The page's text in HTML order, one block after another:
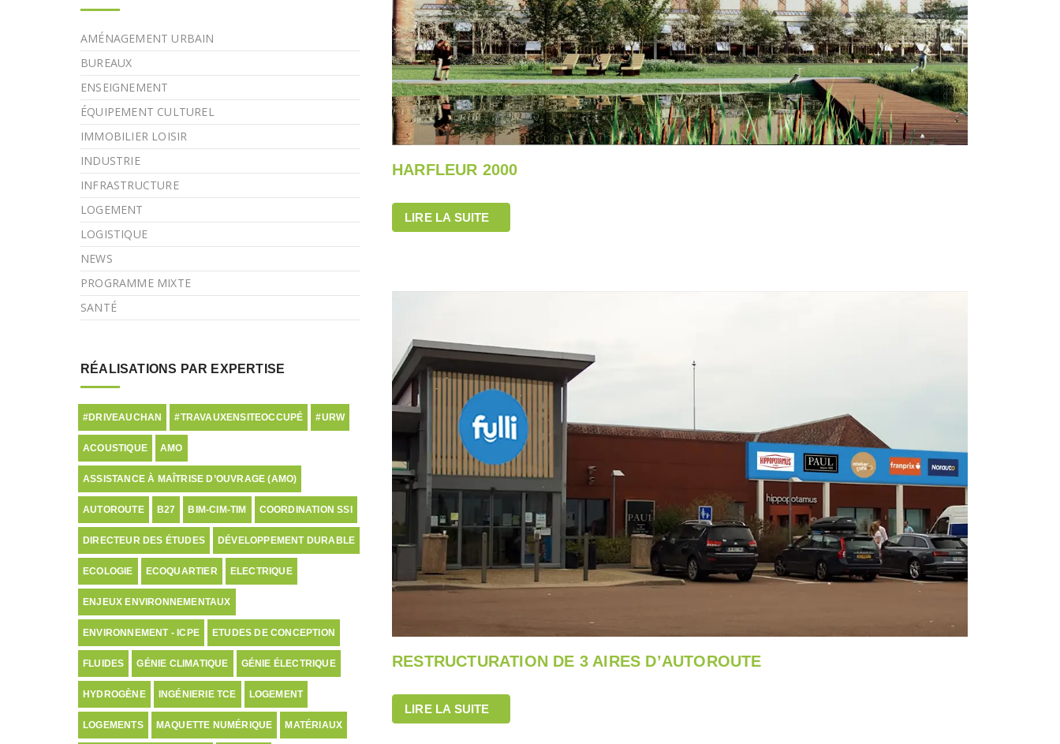
HARFLEUR 2000
LIRE LA SUITE
RESTRUCTURATION DE 3 AIRES D’AUTOROUTE
LIRE LA SUITE
AMÉNAGEMENT URBAIN
BUREAUX
ENSEIGNEMENT
ÉQUIPEMENT CULTUREL
IMMOBILIER LOISIR
INDUSTRIE
INFRASTRUCTURE
LOGEMENT
LOGISTIQUE
NEWS
PROGRAMME MIXTE
SANTÉ
RÉALISATIONS PAR EXPERTISE
#DRIVEAUCHAN #TRAVAUXENSITEOCCUPÉ #URW
ACOUSTIQUE AMO
ASSISTANCE À MAÎTRISE D’OUVRAGE (AMO)
AUTOROUTE B27 BIM-CIM-TIM COORDINATION SSI
DIRECTEUR DES ÉTUDES DÉVELOPPEMENT DURABLE
ECOLOGIE ECOQUARTIER ELECTRIQUE
ENJEUX ENVIRONNEMENTAUX
ENVIRONNEMENT - ICPE ETUDES DE CONCEPTION
FLUIDES GÉNIE CLIMATIQUE GÉNIE ÉLECTRIQUE
HYDROGÈNE INGÉNIERIE TCE LOGEMENT
LOGEMENTS MAQUETTE NUMÉRIQUE MATÉRIAUX